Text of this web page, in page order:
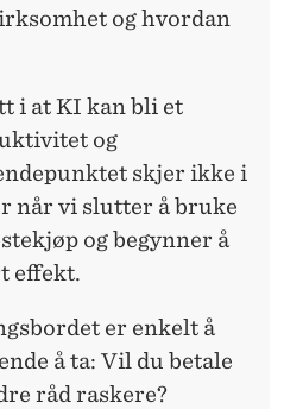
og hvordan
i at KI kan bli et
og
skjer ikke i
når vi slutter å bruke
og begynner å
effekt.
er enkelt å
å ta: Vil du betale
råd raskere?